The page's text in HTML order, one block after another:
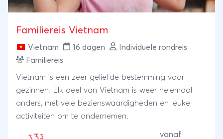
Familiereis Vietnam
Vietnam 16 dagen
Individuele rondreis
Familiereis
Vietnam is een zeer geliefde bestemming voor
gezinnen. Elk deel van Vietnam is weer helemaal
anders, met vele bezienswaardigheden en leuke
activiteiten om te ondernemen.
vanaf